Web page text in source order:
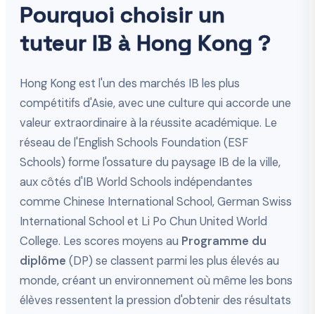
Pourquoi choisir un
tuteur IB à Hong Kong ?
Hong Kong est l'un des marchés IB les plus
compétitifs d'Asie, avec une culture qui accorde une
valeur extraordinaire à la réussite académique. Le
réseau de l'English Schools Foundation (ESF
Schools) forme l'ossature du paysage IB de la ville,
aux côtés d'IB World Schools indépendantes
comme Chinese International School, German Swiss
International School et Li Po Chun United World
College. Les scores moyens au Programme du
diplôme (DP) se classent parmi les plus élevés au
monde, créant un environnement où même les bons
élèves ressentent la pression d'obtenir des résultats